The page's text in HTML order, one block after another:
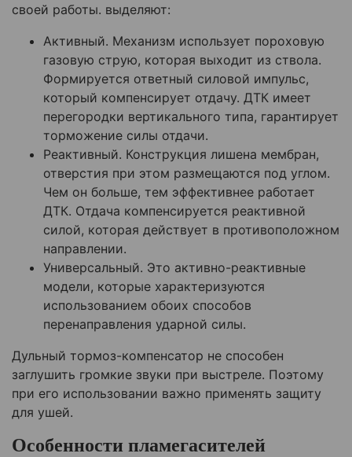
своей работы. выделяют:
Активный. Механизм использует пороховую
газовую струю, которая выходит из ствола.
Формируется ответный силовой импульс,
который компенсирует отдачу. ДТК имеет
перегородки вертикального типа, гарантирует
торможение силы отдачи.
Реактивный. Конструкция лишена мембран,
отверстия при этом размещаются под углом.
Чем он больше, тем эффективнее работает
ДТК. Отдача компенсируется реактивной
силой, которая действует в противоположном
направлении.
Универсальный. Это активно-реактивные
модели, которые характеризуются
использованием обоих способов
перенаправления ударной силы.
Дульный тормоз-компенсатор не способен
заглушить громкие звуки при выстреле. Поэтому
при его использовании важно применять защиту
для ушей.
Особенности пламегасителей